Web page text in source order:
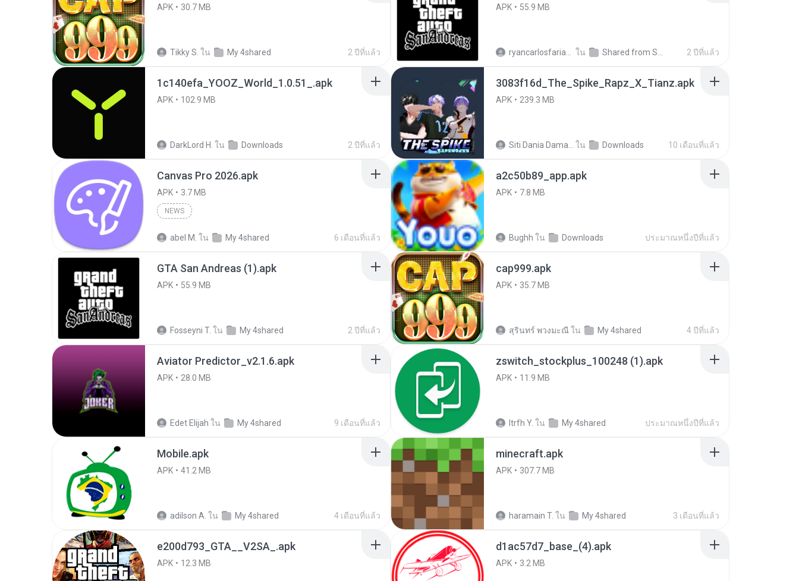
APK 30.7 MB
Tikky S. ใน My 4shared 2 ปีที่แล้ว
APK 55.9 MB
ใน 2 ปีที่แล้ว
1c140efa_YOOZ_World_1.0.51_.apk
APK 102.9 MB
DarkLord H. ใน Downloads 2 ปีที่แล้ว
3083f16d_The_Spike_Rapz_X_Tianz.apk
APK 239.3 MB
ใน Downloads 10 เดือนที่แล้ว
Canvas Pro 2026.apk
APK 3.7 MB
NEWS
abel M. ใน My 4shared 6 เดือนที่แล้ว
a2c50b89_app.apk
APK 7.8 MB
Bughh ใน Downloads ประมาณหนึ่งปีที่แล้ว
GTA San Andreas (1).apk
APK 55.9 MB
Fosseyni T. ใน My 4shared 2 ปีที่แล้ว
cap999.apk
APK 35.7 MB
สุรินทร์ พวงมะณีใน My 4shared 4 ปีที่แล้ว
Aviator Predictor_v2.1.6.apk
APK 28.0 MB
Edet Elijah ใน My 4shared 9 เดือนที่แล้ว
zswitch_stockplus_100248 (1).apk
APK 11.9 MB
Itrfh Y. ใน My 4shared ประมาณหนึ่งปีที่แล้ว
Mobile.apk
APK 41.2 MB
adilson A. ใน My 4shared 4 เดือนที่แล้ว
minecraft.apk
APK 307.7 MB
haramain T. ใน My 4shared 3 เดือนที่แล้ว
e200d793_GTA__V2SA_.apk
APK 12.3 MB
d1ac57d7_base_(4).apk
APK 3.2 MB